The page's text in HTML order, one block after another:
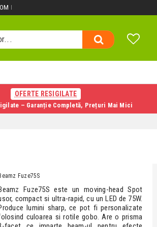
OFERTE RESIGILATE
– Garanție Completă, Prețuri Mai Mici
Fuze75S
Fuze75S este un moving-head Spot
compact si ultra-rapid, cu un LED de 75W.
lumini sharp, ce pot fi personalizate
culoarea si rotile gobo. Are o prisma